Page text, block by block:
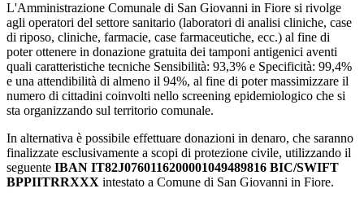
L'Amministrazione Comunale di San Giovanni in Fiore si rivolge
agli operatori del settore sanitario (laboratori di analisi cliniche, case
di riposo, cliniche, farmacie, case farmaceutiche, ecc.) al fine di
poter ottenere in donazione gratuita dei tamponi antigenici aventi
quali caratteristiche tecniche Sensibilità: 93,3% e Specificità: 99,4%
e una attendibilità di almeno il 94%, al fine di poter massimizzare il
numero di cittadini coinvolti nello screening epidemiologico che si
sta organizzando sul territorio comunale.
In alternativa è possibile effettuare donazioni in denaro, che saranno
finalizzate esclusivamente a scopi di protezione civile, utilizzando il
seguente IBAN IT82J0760116200001049489816 BIC/SWIFT
BPPIITRRXXX intestato a Comune di San Giovanni in Fiore.